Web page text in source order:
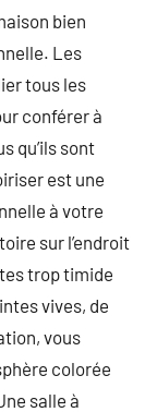
bien
Les
tous les
conférer à
qu’ils sont
est une
à votre
sur l’endroit
trop timide
vives, de
vous
colorée
salle à